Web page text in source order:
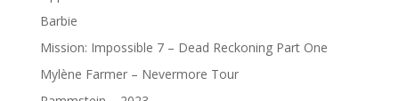
Barbie
Mission: Impossible 7 – Dead Reckoning Part One
Mylène Farmer – Nevermore Tour